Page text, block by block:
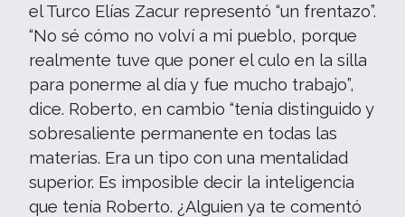
el Turco Elías Zacur representó “un frentazo”.
“No sé cómo no volví a mi pueblo, porque
realmente tuve que poner el culo en la silla
para ponerme al día y fue mucho trabajo”,
dice. Roberto, en cambio “tenía distinguido y
sobresaliente permanente en todas las
materias. Era un tipo con una mentalidad
superior. Es imposible decir la inteligencia
que tenía Roberto. ¿Alguien ya te comentó